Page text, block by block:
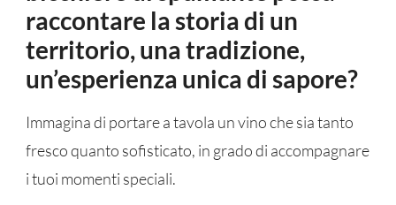
raccontare la storia di un
territorio, una tradizione,
un’esperienza unica di sapore?
Immagina di portare a tavola un vino che sia tanto
fresco quanto sofisticato, in grado di accompagnare
i tuoi momenti speciali.